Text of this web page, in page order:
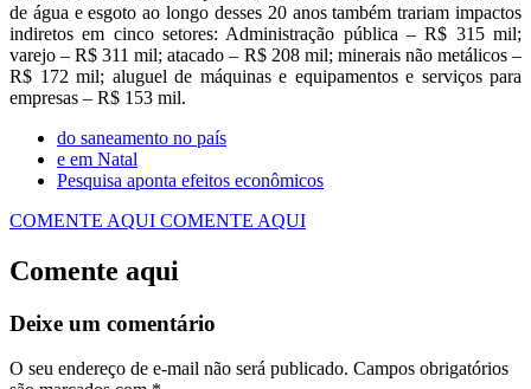
de água e esgoto ao longo desses 20 anos também trariam impactos
indiretos em cinco setores: Administração pública – R$ 315 mil;
varejo – R$ 311 mil; atacado – R$ 208 mil; minerais não metálicos –
R$ 172 mil; aluguel de máquinas e equipamentos e serviços para
empresas – R$ 153 mil.
do saneamento no país
e em Natal
Pesquisa aponta efeitos econômicos
COMENTE AQUI COMENTE AQUI
Comente aqui
Deixe um comentário
O seu endereço de e-mail não será publicado. Campos obrigatórios